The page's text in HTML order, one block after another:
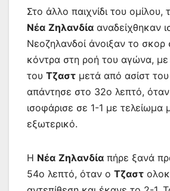
Στο άλλο παιχνίδι του ομίλου,
Νέα Ζηλανδία αναδείχθηκαν
Νεοζηλανδοί άνοιξαν το σκορ
κόντρα στη ροή του αγώνα, με
του Τζαστ μετά από ασίστ του
απάντησε στο 32ο λεπτό,
ισοφάρισε σε 1-1 με τελείωμα
εξωτερικό.
Η Νέα Ζηλανδία πήρε ξανά
54ο λεπτό, όταν ο Τζαστ